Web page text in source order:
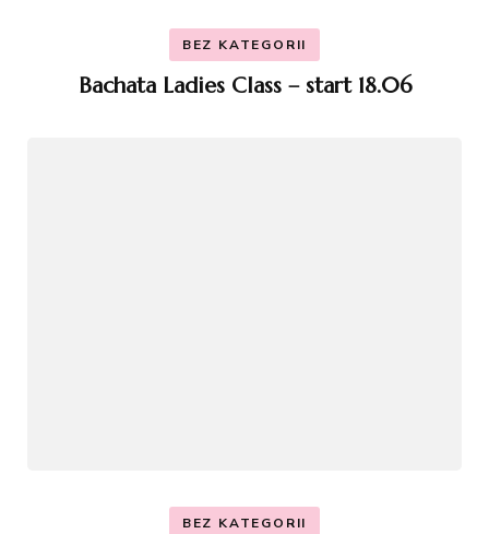
BEZ KATEGORII
Bachata Ladies Class – start 18.06
BEZ KATEGORII